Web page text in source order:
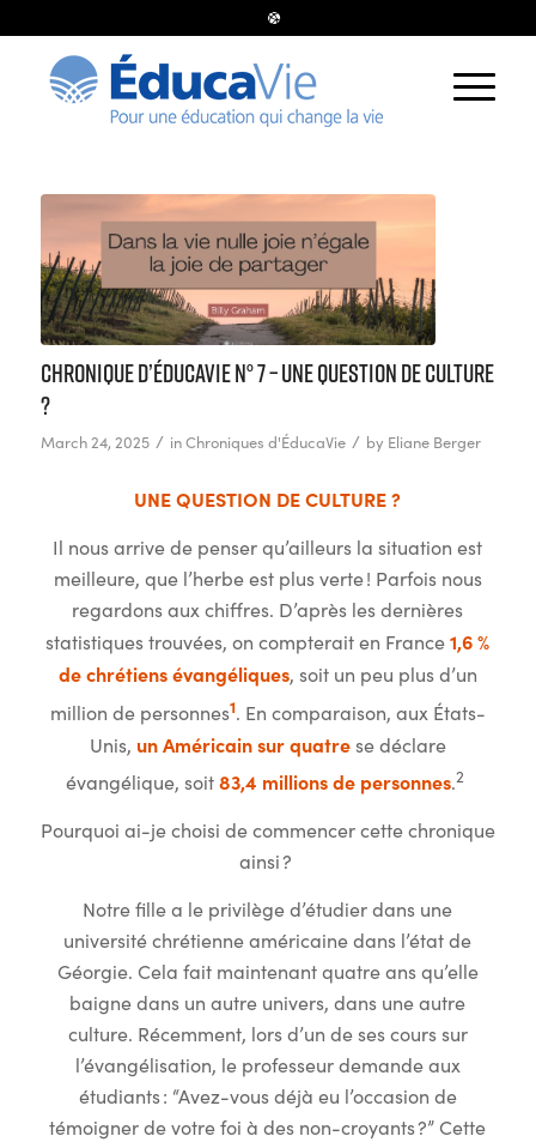
Chronique d’ÉducaVie n° 7 – UNE QUESTION DE CULTURE
?
March 24, 2025 / inChroniques d'ÉducaVie / by Eliane Berger
UNE QUESTION DE CULTURE ?
Il nous arrive de penser qu’ailleurs la situation est
meilleure, que l’herbe est plus verte ! Parfois nous
regardons aux chiffres. D’après les dernières
statistiques trouvées, on compterait en France1,6 %
de chrétiens évangéliques, soit un peu plus d’un
million de personnes1. En comparaison, aux États-
Unis, un Américain sur quatrese déclare
évangélique, soit83,4 millions de personnes.2
Pourquoi ai-je choisi de commencer cette chronique
ainsi ?
Notre fille a le privilège d’étudier dans une
université chrétienne américaine dans l’état de
Géorgie. Cela fait maintenant quatre ans qu’elle
baigne dans un autre univers, dans une autre
culture. Récemment, lors d’un de ses cours sur
l’évangélisation, le professeur demande aux
étudiants : “Avez-vous déjà eu l’occasion de
témoigner de votre foi à des non-croyants ?” Cette